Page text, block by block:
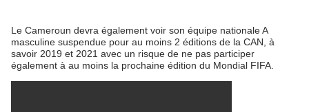
Le Cameroun devra également voir son équipe nationale A
masculine suspendue pour au moins 2 éditions de la CAN, à
savoir 2019 et 2021 avec un risque de ne pas participer
également à au moins la prochaine édition du Mondial FIFA.